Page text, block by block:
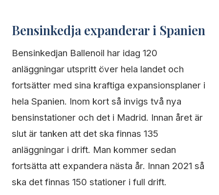
Bensinkedja expanderar i Spanien
Bensinkedjan Ballenoil har idag 120
anläggningar utspritt över hela landet och
fortsätter med sina kraftiga expansionsplaner i
hela Spanien. Inom kort så invigs två nya
bensinstationer och det i Madrid. Innan året är
slut är tanken att det ska finnas 135
anläggningar i drift. Man kommer sedan
fortsätta att expandera nästa år. Innan 2021 så
ska det finnas 150 stationer i full drift.